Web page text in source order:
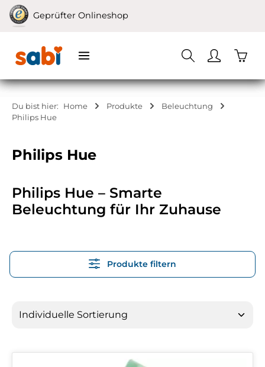
Zum Hauptinhalt springen
Geprüfter Onlineshop
Du bist hier: Home Produkte
Beleuchtung
Philips Hue
Philips Hue
Philips Hue – Smarte
Beleuchtung für Ihr Zuhause
Produkte filtern